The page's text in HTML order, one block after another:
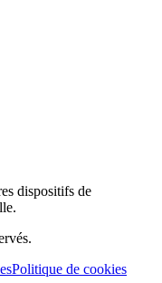
dispositifs de
Politique de cookies